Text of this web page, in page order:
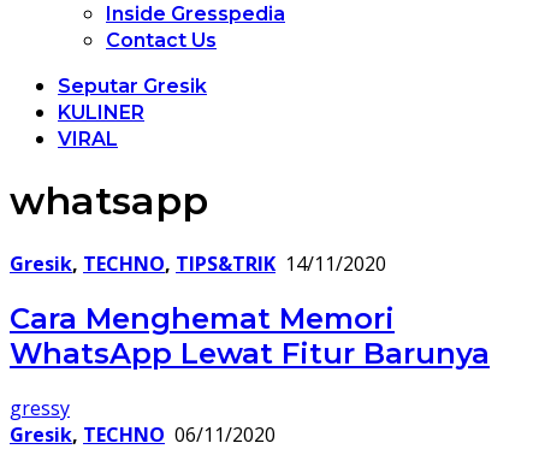
Inside Gresspedia
Contact Us
Seputar Gresik
KULINER
VIRAL
whatsapp
Gresik, TECHNO, TIPS&TRIK 14/11/2020
Cara Menghemat Memori
WhatsApp Lewat Fitur Barunya
gressy
Gresik, TECHNO 06/11/2020